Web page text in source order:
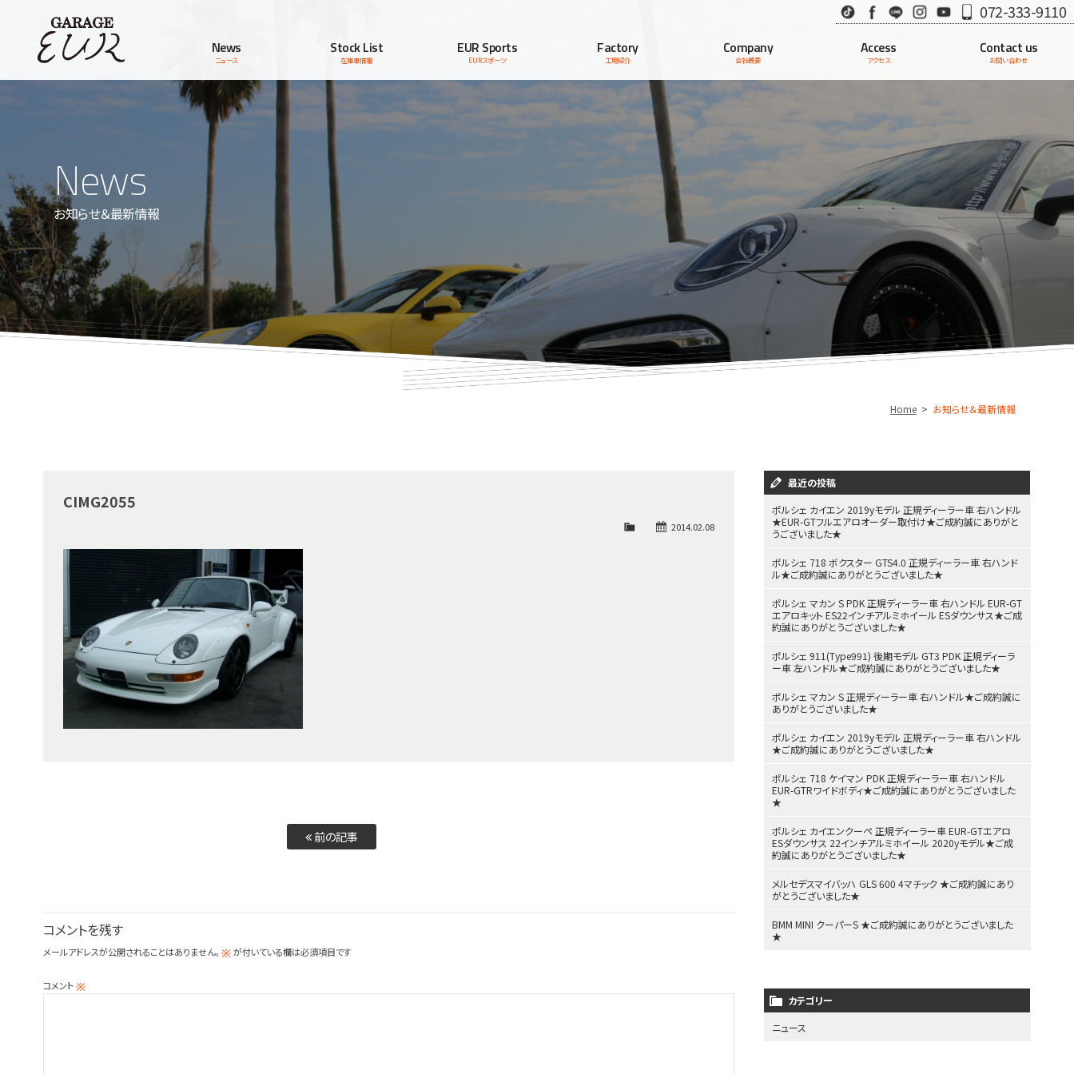
TikTok Facebook
LINE InstagramYoutube072-333-9110
News
ニュース
Stock List
在庫車情報
EUR Sports
EURスポーツ
Factory
工場紹介
Company
会社概要
Access
アクセス
Contact us
お問い合わせ
News
お知らせ＆最新情報
Home お知らせ＆最新情報
CIMG2055
2014.02.08
前の記事
コメントを残す
メールアドレスが公開されることはありません。 ※が付いている欄は必須項目です
コメント※
最近の投稿
ポルシェ カイエン 2019yモデル 正規ディーラー車 右ハンドル
★EUR-GTフルエアロオーダー取付け★ご成約誠にありがと
うございました★
ポルシェ 718 ボクスター GTS4.0 正規ディーラー車 右ハンド
ル★ご成約誠にありがとうございました★
ポルシェ マカン S PDK 正規ディーラー車 右ハンドル EUR-GT
エアロキット ES22インチアルミホイール ESダウンサス★ご成
約誠にありがとうございました★
ポルシェ 911(Type991) 後期モデル GT3 PDK 正規ディーラ
ー車 左ハンドル★ご成約誠にありがとうございました★
ポルシェ マカン S 正規ディーラー車 右ハンドル★ご成約誠に
ありがとうございました★
ポルシェ カイエン 2019yモデル 正規ディーラー車 右ハンドル
★ご成約誠にありがとうございました★
ポルシェ 718 ケイマン PDK 正規ディーラー車 右ハンドル
EUR-GTRワイドボディ★ご成約誠にありがとうございました
★
ポルシェ カイエンクーペ 正規ディーラー車 EUR-GTエアロ
ESダウンサス 22インチアルミホイール 2020yモデル★ご成
約誠にありがとうございました★
メルセデスマイバッハ GLS 600 4マチック ★ご成約誠にあり
がとうございました★
BMM MINI クーパーS ★ご成約誠にありがとうございました
★
カテゴリー
ニュース